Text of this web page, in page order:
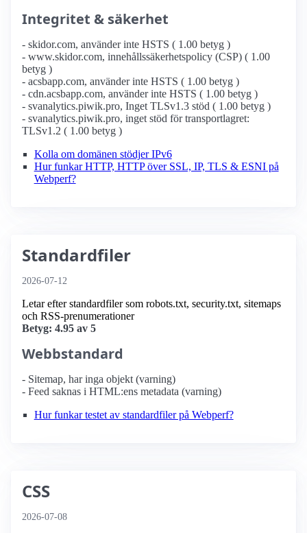
Integritet & säkerhet
- skidor.com, använder inte HSTS ( 1.00 betyg )
- www.skidor.com, innehållssäkerhetspolicy (CSP) ( 1.00
betyg )
- acsbapp.com, använder inte HSTS ( 1.00 betyg )
- cdn.acsbapp.com, använder inte HSTS ( 1.00 betyg )
- svanalytics.piwik.pro, Inget TLSv1.3 stöd ( 1.00 betyg )
- svanalytics.piwik.pro, inget stöd för transportlagret:
TLSv1.2 ( 1.00 betyg )
Kolla om domänen stödjer IPv6
Hur funkar HTTP, HTTP över SSL, IP, TLS & ESNI på
Webperf?
Standardfiler
2026-07-12
Letar efter standardfiler som robots.txt, security.txt, sitemaps
och RSS-prenumerationer
Betyg: 4.95 av 5
Webbstandard
- Sitemap, har inga objekt (varning)
- Feed saknas i HTML:ens metadata (varning)
Hur funkar testet av standardfiler på Webperf?
CSS
2026-07-08